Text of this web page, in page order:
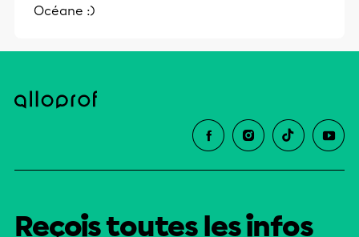
Océane :)
Reçois toutes les infos